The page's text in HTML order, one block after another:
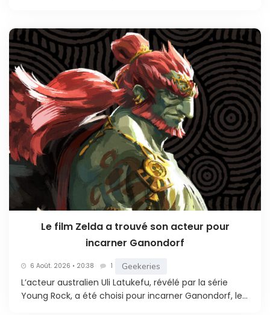
Le film Zelda a trouvé son acteur pour
incarner Ganondorf
6 Août. 2026 • 20:38 1 Geekeries
L’acteur australien Uli Latukefu, révélé par la série
Young Rock, a été choisi pour incarner Ganondorf, le...